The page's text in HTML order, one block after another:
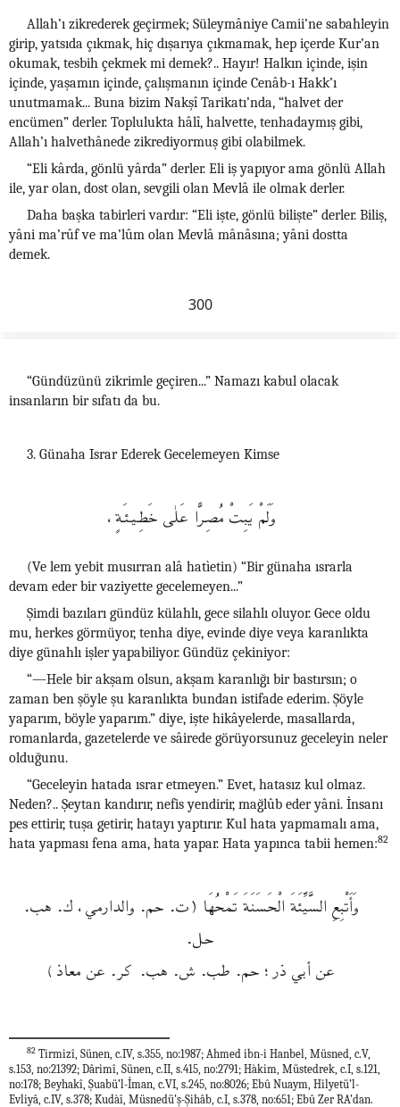
Allah’ı zikrederek geçirmek; Süleymâniye Camii’ne sabahleyin
girip, yatsıda çıkmak, hiç dışarıya çıkmamak, hep içerde Kur’an
okumak, tesbih çekmek mi demek?.. Hayır! Halkın içinde, işin
içinde, yaşamın içinde, çalışmanın içinde Cenâb-ı Hakk’ı
unutmamak... Buna bizim Nakşî Tarikatı’nda, “halvet der
encümen” derler. Toplulukta hâlî, halvette, tenhadaymış gibi,
Allah’ı halvethânede zikrediyormuş gibi olabilmek.
“Eli kârda, gönlü yârda” derler. Eli iş yapıyor ama gönlü Allah
ile, yar olan, dost olan, sevgili olan Mevlâ ile olmak derler.
Daha başka tabirleri vardır: “Eli işte, gönlü bilişte” derler. Biliş,
yâni ma’rûf ve ma’lûm olan Mevlâ mânâsına; yâni dostta
demek.
300
“Gündüzünü zikrimle geçiren...” Namazı kabul olacak
insanların bir sıfatı da bu.
3. Günaha Israr Ederek Gecelemeyen Kimse
وَلَمْ يَبِتْ مُصِرًّا عَلٰى خَطِـيـئـَةٍ،
(Ve lem yebit musırran alâ hatìetin) “Bir günaha ısrarla
devam eder bir vaziyette gecelemeyen...”
Şimdi bazıları gündüz külahlı, gece silahlı oluyor. Gece oldu
mu, herkes görmüyor, tenha diye, evinde diye veya karanlıkta
diye günahlı işler yapabiliyor. Gündüz çekiniyor:
“—Hele bir akşam olsun, akşam karanlığı bir bastırsın; o
zaman ben şöyle şu karanlıkta bundan istifade ederim. Şöyle
yaparım, böyle yaparım.” diye, işte hikâyelerde, masallarda,
romanlarda, gazetelerde ve sâirede görüyorsunuz geceleyin neler
olduğunu.
“Geceleyin hatada ısrar etmeyen.” Evet, hatasız kul olmaz.
Neden?.. Şeytan kandırır, nefis yendirir, mağlûb eder yâni. İnsanı
pes ettirir, tuşa getirir, hatayı yaptırır. Kul hata yapmamalı ama,
hata yapması fena ama, hata yapar. Hata yapınca tabii hemen:82
وَأَتْبِعِ السَّيِّئَةَ الْحَسَنَةَ تَمْحُهَا (ت. حم. والدارمي، ك. هب.
حل.
عن أبي ذر؛ حم. طب. ش. هب. كر. عن معاذ)
82 Tirmizî, Sünen, c.IV, s.355, no:1987; Ahmed ibn-i Hanbel, Müsned, c.V,
s.153, no:21392; Dârimî, Sünen, c.II, s.415, no:2791; Hàkim, Müstedrek, c.I, s.121,
no:178; Beyhakî, Şuabü’l-İman, c.VI, s.245, no:8026; Ebû Nuaym, Hilyetü’l-
Evliyâ, c.IV, s.378; Kudàî, Müsnedü’ş-Şihâb, c.I, s.378, no:651; Ebû Zer RA’dan.